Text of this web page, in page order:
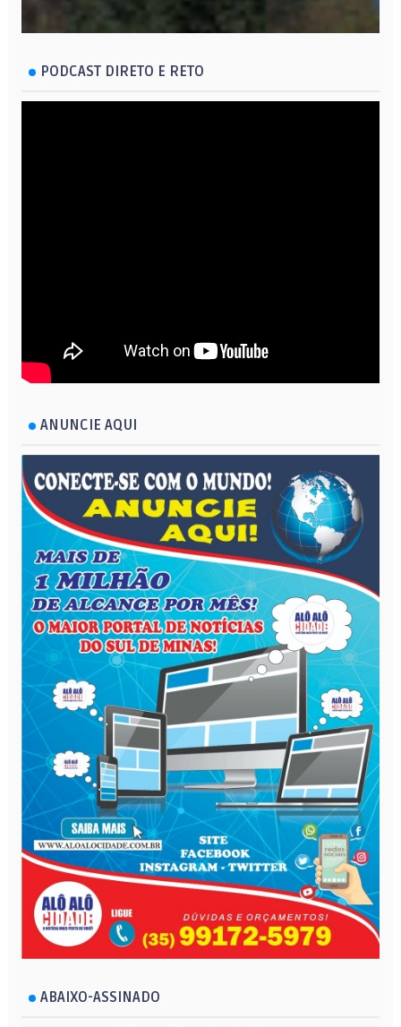
PODCAST DIRETO E RETO
ANUNCIE AQUI
ABAIXO-ASSINADO